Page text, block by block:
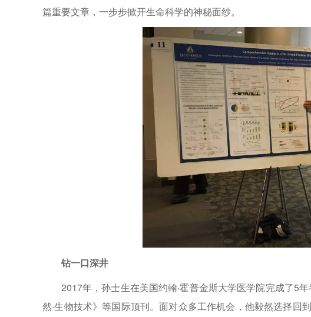
篇重要文章，一步步掀开生命科学的神秘面纱。
钻一口深井
2017年，孙士生在美国约翰·霍普金斯大学医学院完成了5
然·生物技术》等国际顶刊。面对众多工作机会，他毅然选择回